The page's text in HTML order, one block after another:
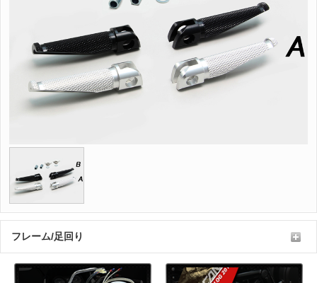
フレーム/足回り